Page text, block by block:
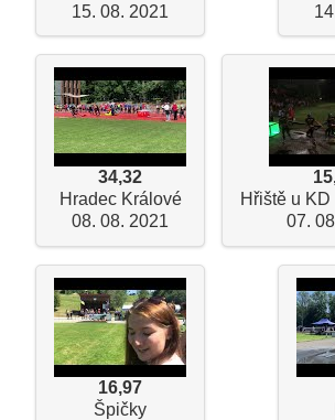
15. 08. 2021
34,32
Hradec Králové
08. 08. 2021
Hřiště u
07.
16,97
Špičky